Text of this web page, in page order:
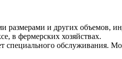
размерами и других объемов,
в фермерских хозяйствах.
специального обслуживания.